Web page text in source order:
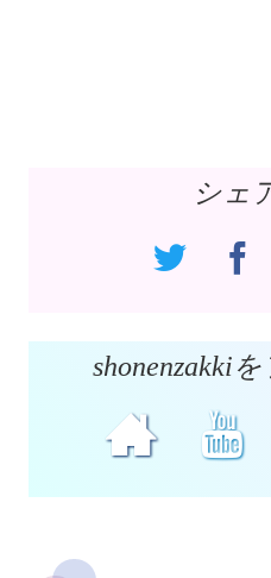
シェ
shonenzakki